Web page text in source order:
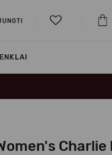
Charlie